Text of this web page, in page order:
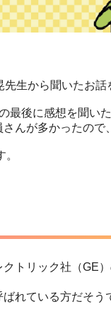
生から聞いたお
最後に感想を聞い
んが多かったので
トリック社（GE
れている方だそう